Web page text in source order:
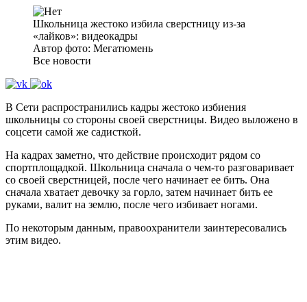
Школьница жестоко избила сверстницу из-за
«лайков»: видеокадры
Автор фото: Мегатюмень
Все новости
В Сети распространились кадры жестоко избиения
школьницы со стороны своей сверстницы. Видео выложено в
соцсети самой же садисткой.
На кадрах заметно, что действие происходит рядом со
спортплощадкой. Школьница сначала о чем-то разговаривает
со своей сверстницей, после чего начинает ее бить. Она
сначала хватает девочку за горло, затем начинает бить ее
руками, валит на землю, после чего избивает ногами.
По некоторым данным, правоохранители заинтересовались
этим видео.